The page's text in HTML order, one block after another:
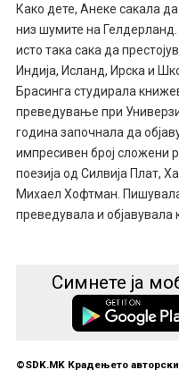
Како дете, Анекe сакала
низ шумите на
исто така сака да
Индија, Исланд, Ирска и
Брасинга студирала
преведување при
година започнала да
импресивен број сложени
поезија од Силвија Плат,
Михаел Хофтман.
преведувала и објавувала
Симнете ја
©SDK.MK Крадењето